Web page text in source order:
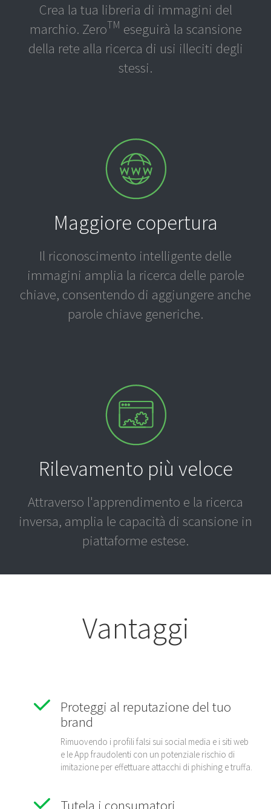
Crea la tua libreria di immagini del
marchio. ZeroTM eseguirà la scansione
della rete alla ricerca di usi illeciti degli
stessi.
Maggiore copertura
Il riconoscimento intelligente delle
immagini amplia la ricerca delle parole
chiave, consentendo di aggiungere anche
parole chiave generiche.
Rilevamento più veloce
Attraverso l'apprendimento e la ricerca
inversa, amplia le capacità di scansione in
piattaforme estese.
Vantaggi
Proteggi al reputazione del tuo
brand
Rimuovendo i profili falsi sui social media e i siti web
e le App fraudolenti con un potenziale rischio di
imitazione per effettuare attacchi di phishing e truffa.
Tutela i consumatori